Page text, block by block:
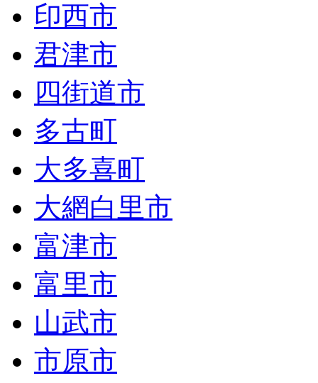
印西市
君津市
四街道市
多古町
大多喜町
大網白里市
富津市
富里市
山武市
市原市